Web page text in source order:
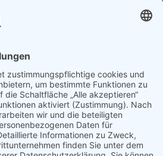
ANSCHRIFT
SV Pößneck e.V.
Luxemburg-Straße 2
07381 Pößneck
KONTAKT